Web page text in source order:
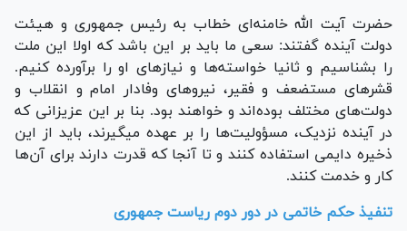
حضرت آیت الله خامنه‌ای خطاب به رئیس جمهوری و هیئت
دولت آینده گفتند: سعی ما باید بر این باشد که اولا این ملت
را بشناسیم و ثانیا خواسته‌ها و نیاز‌های او را برآورده کنیم.
قشر‌های مستضعف و فقیر، نیرو‌های وفادار امام و انقلاب و
دولت‌های مختلف بوده‌اند و خواهند بود. بنا بر این عزیزانی که
در آینده نزدیک، مسؤولیت‌ها را بر عهده میگیرند، باید از این
ذخیره دایمی استفاده کنند و تا آنجا که قدرت دارند برای آن‌ها
کار و خدمت کنند.
تنفیذ حکم خاتمی در دور دوم ریاست جمهوری